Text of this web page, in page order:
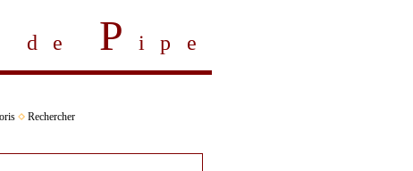
de P ipe
Rechercher